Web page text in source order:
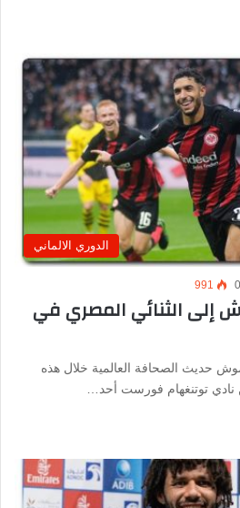
الدوري الالماني
0
991
الثنائي المصري في
حديث الصحافة العالمية خلال هذه
نادي توتنغهام فورست أحد…